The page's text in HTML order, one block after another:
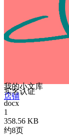
我的小文库
实名认证
店铺
docx
1
358.56 KB
约8页